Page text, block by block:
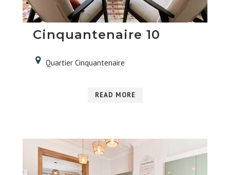
Cinquantenaire 10
Quartier Cinquantenaire
READ MORE